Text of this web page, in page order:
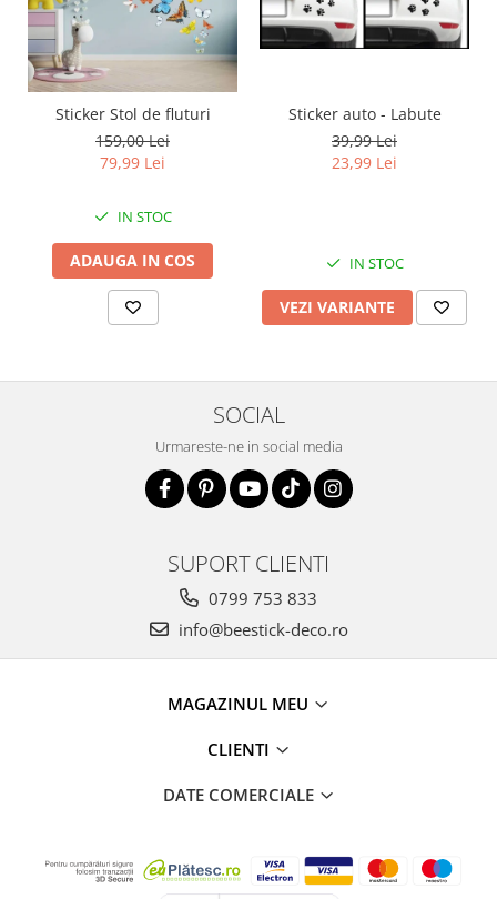
Sticker Stol de fluturi
159,00 Lei
79,99 Lei
IN STOC
ADAUGA IN COS
Sticker auto - Labute
39,99 Lei
23,99 Lei
IN STOC
VEZI VARIANTE
SOCIAL
Urmareste-ne in social media
SUPORT CLIENTI
0799 753 833
info@beestick-deco.ro
MAGAZINUL MEU
CLIENTI
DATE COMERCIALE